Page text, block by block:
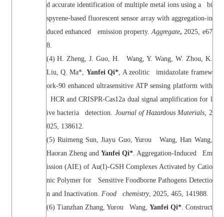
d accurate identification of multiple metal ions using a bi
spyrene-based fluorescent sensor array with aggregation-in
duced enhanced emission property. Aggregate, 2025, e67
8.
(4) H. Zheng, J. Guo, H. Wang, Y. Wang, W. Zhou, K.
Liu, Q. Ma*, Yanfei Qi* , A zeolitic imidazolate framew
ork-90 enhanced ultrasensitive ATP sensing platform with
HCR and CRISPR-Cas12a dual signal amplification for l
ive bacteria detection. Journal of Hazardous Materials , 2
025, 138612.
(5) Ruimeng Sun, Jiayu Guo, Yurou Wang, Han Wang,
Haoran Zheng and Yanfei Qi*. Aggregation-Induced Em
ission (AIE) of Au(I)-GSH Complexes Activated by Catio
nic Polymer for Sensitive Foodborne Pathogens Detectio
n and Inactivation. Food chemistry, 2025, 465, 141988.
(6) Tianzhan Zhang, Yurou Wang, Yanfei Qi*. Construct